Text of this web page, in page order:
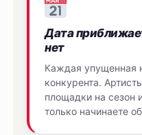
Дата
нет
Каждая упущенная
конкурента.
площадки на сезон
только начинаете